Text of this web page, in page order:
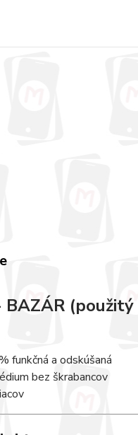
BAZÁR
funkčná a odskúšaná
bez škrabancov